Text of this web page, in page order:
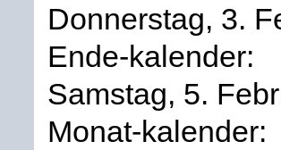
Donnerstag, 3.
Ende-kalender:
Samstag, 5.
Monat-kalender: